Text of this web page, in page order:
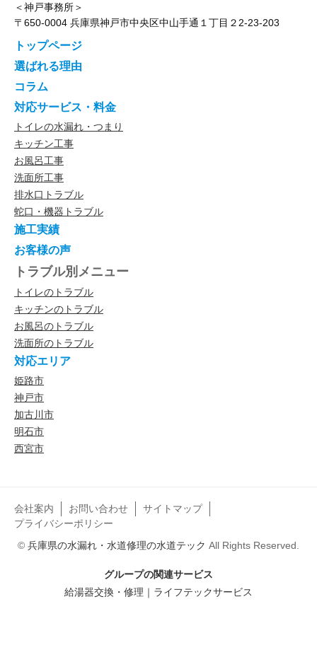
＜神戸事務所＞
〒650-0004 兵庫県神戸市中央区中山手通１丁目２2-23-203
トップページ
選ばれる理由
コラム
対応サービス・料金
トイレの水漏れ・つまり
キッチン工事
お風呂工事
洗面所工事
排水口トラブル
蛇口・機器トラブル
施工実績
お客様の声
トラブル別メニュー
トイレのトラブル
キッチンのトラブル
お風呂のトラブル
洗面所のトラブル
対応エリア
姫路市
神戸市
加古川市
明石市
西宮市
会社案内 お問い合わせ
サイトマップ
プライバシーポリシー
© 兵庫県の水漏れ・水道修理の水道テック All Rights Reserved.
グループの関連サービス
給湯器交換・修理｜ライフテックサービス